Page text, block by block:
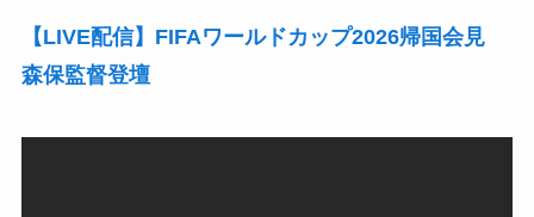
【LIVE配信】FIFAワールドカップ2026帰国会見
森保監督登壇